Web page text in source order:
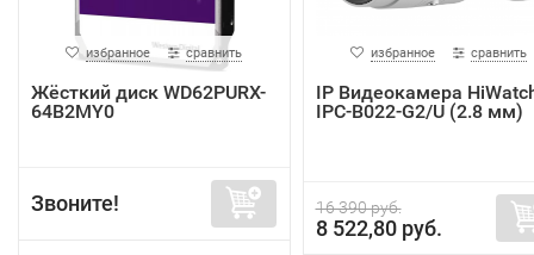
избранное сравнить
Жёсткий диск WD62PURX-
64B2MY0
Звоните!
избранное сравнить
IP Видеокамера
IPC-B022-G2/U (2.8 мм)
16 390 руб.
8 522,80 руб.